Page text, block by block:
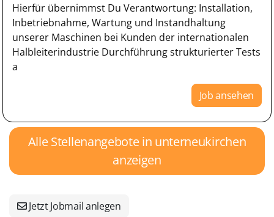
Hierfür übernimmst Du Verantwortung: Installation,
Inbetriebnahme, Wartung und Instandhaltung
unserer Maschinen bei Kunden der internationalen
Halbleiterindustrie Durchführung strukturierter Tests
a
Job ansehen
Alle Stellenangebote in unterneukirchen
anzeigen
Jetzt Jobmail anlegen